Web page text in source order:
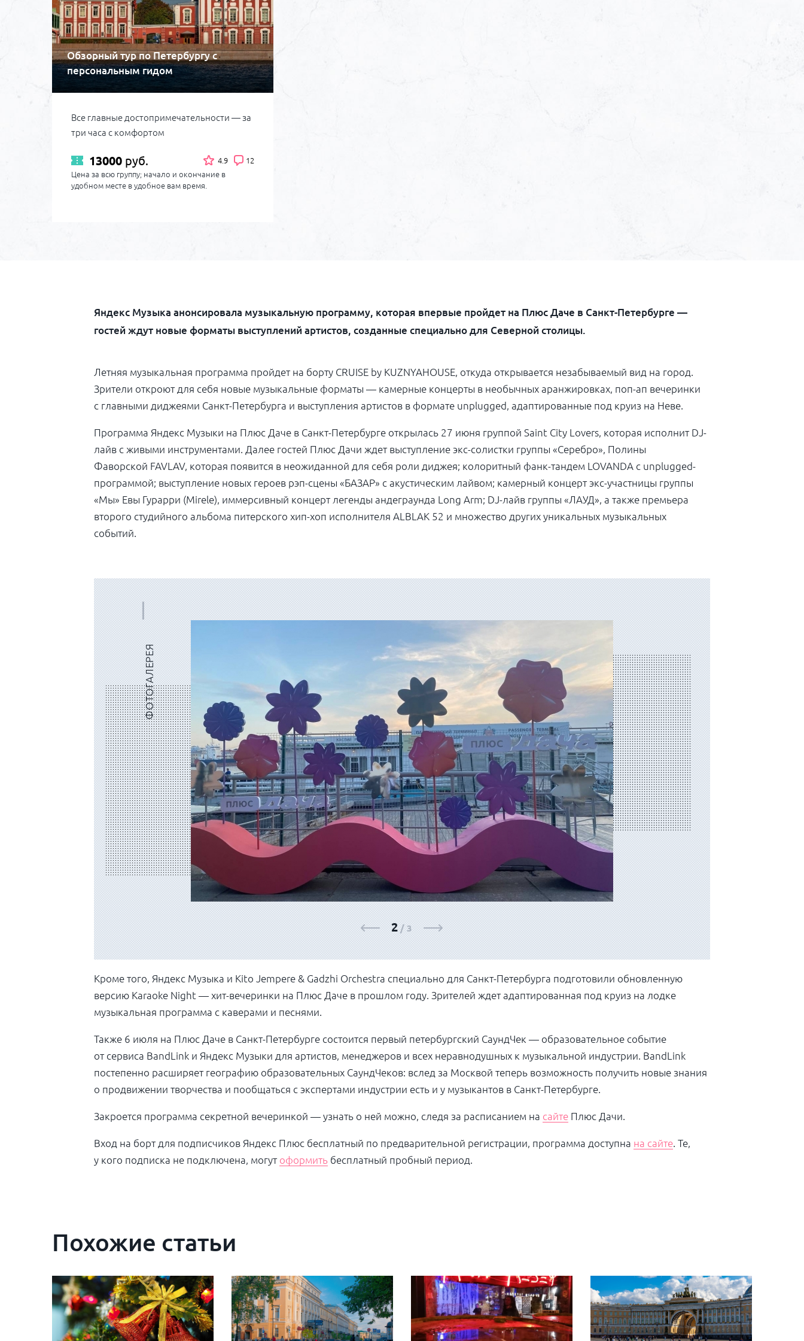
Обзорный тур по Петербургу с
персональным гидом
Все главные достопримечательности — за
три часа с комфортом
13000 руб. 4.9
12
Цена за всю группу; начало и окончание в
удобном месте в удобное вам время.
Яндекс Музыка анонсировала музыкальную программу, которая впервые пройдет на Плюс Даче в Санкт-Петербурге —
гостей ждут новые форматы выступлений артистов, созданные специально для Северной столицы.
Летняя музыкальная программа пройдет на борту CRUISE by KUZNYAHOUSE, откуда открывается незабываемый вид на город.
Зрители откроют для себя новые музыкальные форматы — камерные концерты в необычных аранжировках, поп-ап вечеринки
с главными диджеями Санкт-Петербурга и выступления артистов в формате unplugged, адаптированные под круиз на Неве.
Программа Яндекс Музыки на Плюс Даче в Санкт-Петербурге открылась 27 июня группой Saint City Lovers, которая исполнит DJ-
лайв с живыми инструментами. Далее гостей Плюс Дачи ждет выступление экс-cолистки группы «Серебро», Полины
Фаворской FAVLAV, которая появится в неожиданной для себя роли диджея; колоритный фанк-тандем LOVANDA с unplugged-
программой; выступление новых героев рэп-сцены «БАЗАР» сакустическим лайвом; камерный концерт экс-участницы группы
«Мы» Евы Гурарри (Mirele), иммерсивный концерт легенды андеграунда Long Arm; DJ-лайв группы «ЛАУД», а также премьера
второго студийного альбома питерского хип-хоп исполнителя ALBLAK 52 и множество других уникальных музыкальных
событий.
ФОТОГАЛЕРЕЯ
3/3
Кроме того, Яндекс Музыка и Kito Jempere & Gadzhi Orchestra специально для Санкт-Петербурга подготовили обновленную
версию Karaoke Night — хит-вечеринки на Плюс Даче в прошлом году. Зрителей ждет адаптированная под круиз на лодке
музыкальная программа с каверами и песнями.
Также 6 июля на Плюс Даче в Санкт-Петербурге состоится первый петербургский СаундЧек — образовательное событие
от сервиса BandLink и Яндекс Музыки для артистов, менеджеров и всех неравнодушных к музыкальной индустрии. BandLink
постепенно расширяет географию образовательных СаундЧеков: вслед за Москвой теперь возможность получить новые знания
о продвижении творчества и пообщаться с экспертами индустрии есть и у музыкантов в Санкт-Петербурге.
Закроется программа секретной вечеринкой — узнать о ней можно, следя за расписанием на сайте Плюс Дачи.
Вход на борт для подписчиков Яндекс Плюс бесплатный по предварительной регистрации, программа доступна на сайте. Те,
у кого подписка не подключена, могут оформить бесплатный пробный период.
Похожие статьи